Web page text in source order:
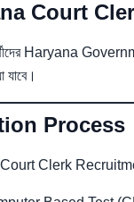
Court
Haryana
যাবে।
Process
Clerk Recruitment